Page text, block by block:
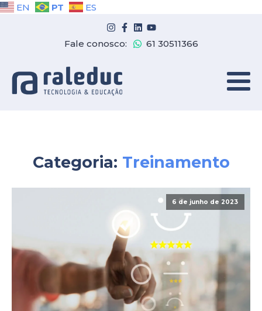
EN PT ES
Fale conosco: 61 30511366
Categoria: Treinamento
6 de junho de 2023